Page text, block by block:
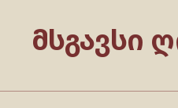
ᲛᲡᲒᲐᲕᲡᲘ